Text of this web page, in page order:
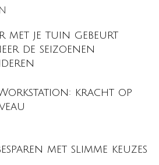
met je tuin gebeurt
de seizoenen
kracht op
met slimme keuzes